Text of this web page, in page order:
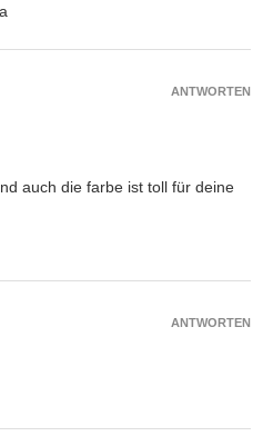
auch die farbe ist toll für deine
ANTWORTEN
ANTWORTEN